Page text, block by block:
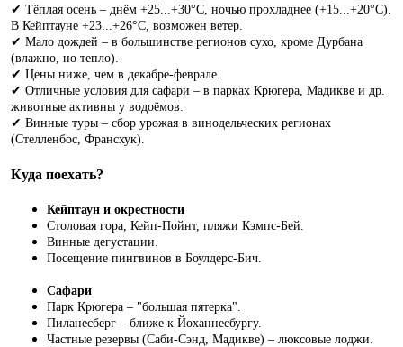
✔ Тёплая осень – днём +25...+30°C, ночью прохладнее (+15...+20°C).
В Кейптауне +23...+26°C, возможен ветер.
✔ Мало дождей – в большинстве регионов сухо, кроме Дурбана
(влажно, но тепло).
✔ Цены ниже, чем в декабре-феврале.
✔ Отличные условия для сафари – в парках Крюгера, Мадикве и др.
животные активны у водоёмов.
✔ Винные туры – сбор урожая в винодельческих регионах
(Стелленбос, Франсхук).
Куда поехать?
Кейптаун и окрестности
Столовая гора, Кейп-Пойнт, пляжи Кэмпс-Бей.
Винные дегустации.
Посещение пингвинов в Боулдерс-Бич.
Сафари
Парк Крюгера – "большая пятерка".
Пиланесберг – ближе к Йоханнесбургу.
Частные резервы (Саби-Сэнд, Мадикве) – люксовые лоджи.